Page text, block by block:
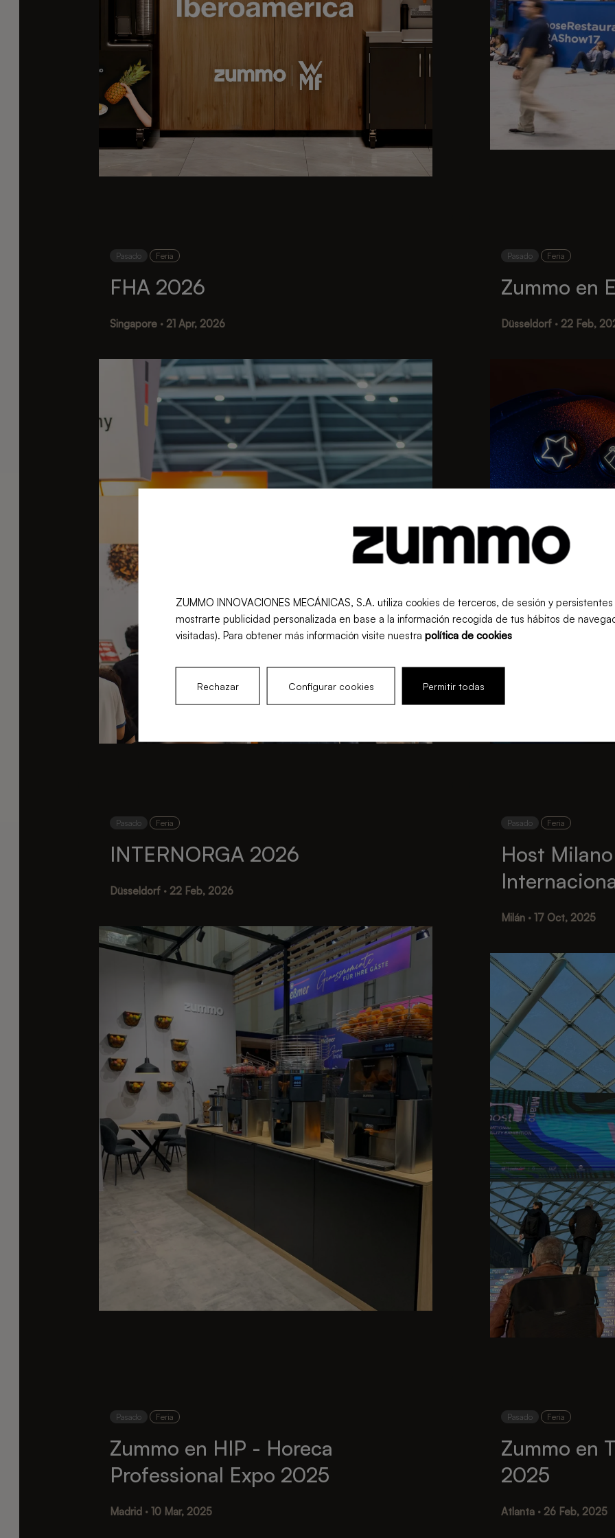
Pasado Feria
FHA 2026
Singapore · 21 Apr, 2026
Pasado Feria
Zummo en
Düsseldorf · 22 Feb,
Pasado Feria
INTERNORGA 2026
Düsseldorf · 22 Feb, 2026
Pasado Feria
Host
HORECA y
Milán · 17 Oct, 2025
Pasado Feria
Zummo en HIP - Horeca
Professional Expo 2025
Madrid · 10 Mar, 2025
Pasado Feria
Zummo en
2025
Atlanta · 26 Feb, 2025
ZUMMO INNOVACIONES MECÁNICAS, S.A. utiliza cookies de terceros, de sesión y
mostrarte publicidad personalizada en base a la información recogida de tus hábitos de
visitadas). Para obtener más información visite nuestra política de cookies
Rechazar Configurar cookies Permitir todas